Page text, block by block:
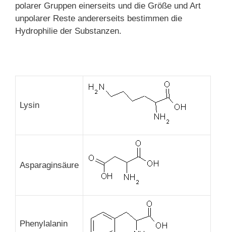
polarer Gruppen einerseits und die Größe und Art
unpolarer Reste andererseits bestimmen die
Hydrophilie der Substanzen.
Lysin
Asparaginsäure
Phenylalanin